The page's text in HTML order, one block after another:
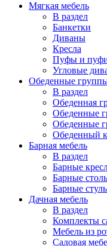
Мягкая мебель
В раздел
Банкетки
Диваны
Кресла
Пуфы и
Угловые
Обеденные
В раздел
Обеденная
Обеденные
Обеденные
Обеденный
Барная мебель
В раздел
Барные
Барные
Барные
Дачная мебель
В раздел
Комплекты
Мебель из
Садовая